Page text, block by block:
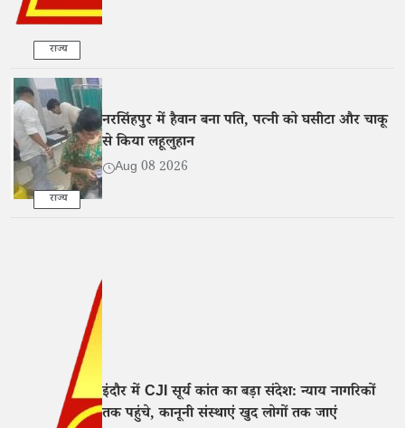
राज्य
राज्य
नरसिंहपुर में हैवान बना पति, पत्नी को घसीटा और चाकू
से किया लहूलुहान
Aug 08 2026
इंदौर में CJI सूर्य कांत का बड़ा संदेश: न्याय नागरिकों
तक पहुंचे, कानूनी संस्थाएं खुद लोगों तक जाएं